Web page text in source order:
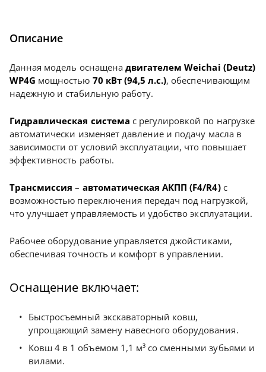
Описание
Данная модель оснащена двигателем Weichai (Deutz)
WP4G мощностью 70 кВт (94,5 л.с.), обеспечивающим
надежную и стабильную работу.
Гидравлическая система с регулировкой по нагрузке
автоматически изменяет давление и подачу масла в
зависимости от условий эксплуатации, что повышает
эффективность работы.
Трансмиссия – автоматическая АКПП (F4/R4)с
возможностью переключения передач под нагрузкой,
что улучшает управляемость и удобство эксплуатации.
Рабочее оборудование управляется джойстиками,
обеспечивая точность и комфорт в управлении.
Оснащение включает:
Быстросъемный экскаваторный ковш,
упрощающий замену навесного оборудования.
Ковш 4 в 1 объемом 1,1 м³ со сменными зубьями и
вилами.